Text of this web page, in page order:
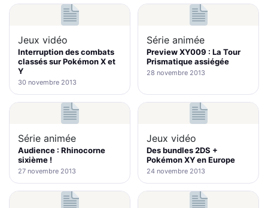
Jeux vidéo
Interruption des combats
classés sur Pokémon X et
Y
30 novembre 2013
Série animée
Preview XY009 : La Tour
Prismatique assiégée
28 novembre 2013
Série animée
Audience : Rhinocorne
sixième !
27 novembre 2013
Jeux vidéo
Des bundles 2DS +
Pokémon XY en Europe
24 novembre 2013